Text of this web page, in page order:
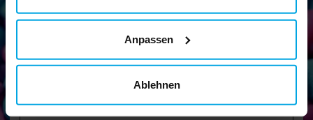
Anpassen
Ablehnen
Newsletter!
Melden Sie sich für unseren Newsletter an und erhalten Sie